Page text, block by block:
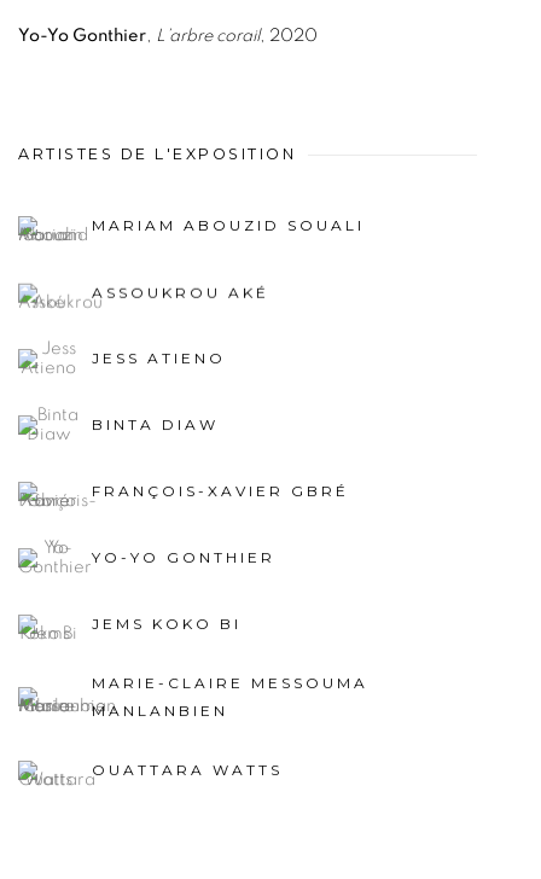
Yo-Yo Gonthier L’arbre corail, 2020
ARTISTES DE L'EXPOSITION
MARIAM ABOUZID SOUALI
ASSOUKROU AKÉ
JESS ATIENO
BINTA DIAW
FRANÇOIS-XAVIER GBRÉ
YO-YO GONTHIER
JEMS KOKO BI
MARIE-CLAIRE MESSOUMA
MANLANBIEN
OUATTARA WATTS